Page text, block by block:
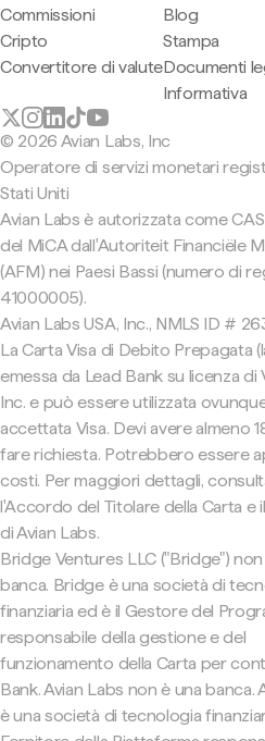
Commissioni
Cripto
Convertitore di valute
Blog
Stampa
Documenti
Informativa
© 2026 Avian Labs, Inc
Operatore di servizi monetari
Stati Uniti
Avian Labs è autorizzata come
del MiCA dall'Autoriteit Financiële
(AFM) nei Paesi Bassi (numero di
41000005).
Avian Labs USA, Inc., NMLS ID #
La Carta Visa di Debito Prepagata
emessa da Lead Bank su licenza di
Inc. e può essere utilizzata
accettata Visa. Devi avere almeno
fare richiesta. Potrebbero essere
costi. Per maggiori dettagli,
l'Accordo del Titolare della Carta e
di Avian Labs.
Bridge Ventures LLC ("Bridge")
banca. Bridge è una società di
finanziaria ed è il Gestore del
responsabile della gestione e del
funzionamento della Carta per
Bank. Avian Labs non è una banca.
è una società di tecnologia